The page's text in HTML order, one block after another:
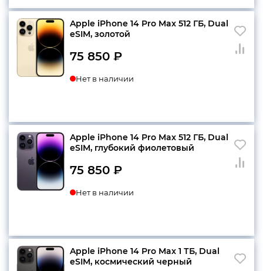
Apple iPhone 14 Pro Max 512 ГБ, Dual
еSIM, золотой
75 850 ₽
Нет в наличии
Apple iPhone 14 Pro Max 512 ГБ, Dual
еSIM, глубокий фиолетовый
75 850 ₽
Нет в наличии
Apple iPhone 14 Pro Max 1 ТБ, Dual
еSIM, космический черный